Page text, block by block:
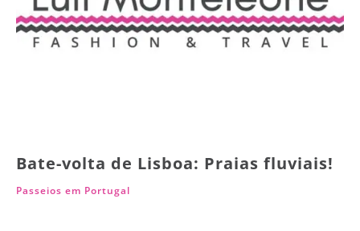
Bate-volta de Lisboa: Praias fluviais!
Passeios em Portugal